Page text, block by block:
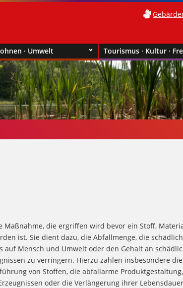
· Umwelt Tourismus · Kultur ·
Maßnahme, die ergriffen wird bevor ein Stoff,
ist. Sie dient dazu, die Abfallmenge, die
auf Mensch und Umwelt oder den Gehalt an
zu verringern. Hierzu zählen insbesondere die
von Stoffen, die abfallarme
oder die Verlängerung ihrer